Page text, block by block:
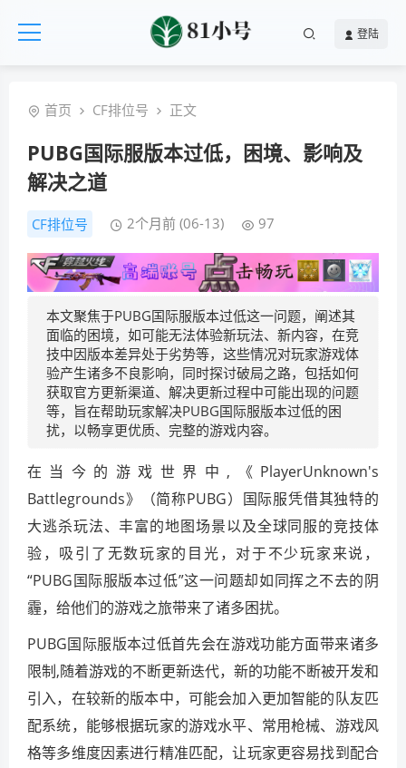
登陆
首页 CF排位号 正文
PUBG国际服版本过低，困境、影响及
解决之道
CF排位号 2个月前 (06-13) 97
本文聚焦于PUBG国际服版本过低这一问题，阐述其
面临的困境，如可能无法体验新玩法、新内容，在竞
技中因版本差异处于劣势等，这些情况对玩家游戏体
验产生诸多不良影响，同时探讨破局之路，包括如何
获取官方更新渠道、解决更新过程中可能出现的问题
等，旨在帮助玩家解决PUBG国际服版本过低的困
扰，以畅享更优质、完整的游戏内容。
在当今的游戏世界中,《PlayerUnknown's
Battlegrounds》（简称PUBG）国际服凭借其独特的
大逃杀玩法、丰富的地图场景以及全球同服的竞技体
验，吸引了无数玩家的目光，对于不少玩家来说，
“PUBG国际服版本过低”这一问题却如同挥之不去的阴
霾，给他们的游戏之旅带来了诸多困扰。
PUBG国际服版本过低首先会在游戏功能方面带来诸多
限制,随着游戏的不断更新迭代，新的功能不断被开发和
引入，在较新的版本中，可能会加入更加智能的队友匹
配系统，能够根据玩家的游戏水平、常用枪械、游戏风
格等多维度因素进行精准匹配，让玩家更容易找到配合